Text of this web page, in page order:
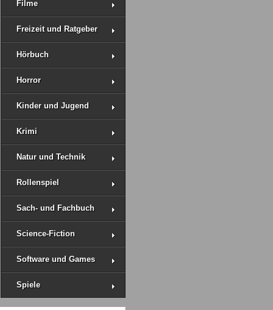
Filme
Freizeit und Ratgeber
Hörbuch
Horror
Kinder und Jugend
Krimi
Natur und Technik
Rollenspiel
Sach- und Fachbuch
Science-Fiction
Software und Games
Spiele